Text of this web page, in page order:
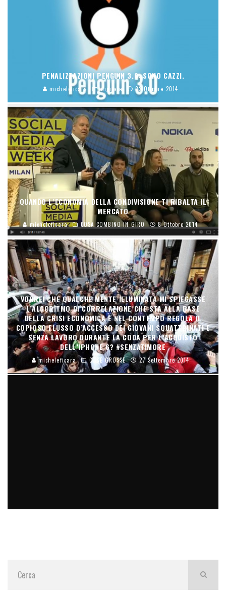
PENALIZZAZIONI PENGUIN 3.0: SONO CAZZI.
micheleficara digitale 22 Ottobre 2014
QUANDO L’ECONOMIA DELLA CONDIVISIONE TI RIBALTA IL
MERCATO
micheleficara COSA COMBINO IN GIRO 8 Ottobre 2014
VORREI CHE QUALCHE MENTE ILLUMINATA MI SPIEGASSE
L’ALGORITMO DI CORRELAZIONE CHE STA ALLA BASE
DELLA CRISI ECONOMICA E NEL CONTEMPO REGOLA IL
COPIOSO FLUSSO D’ACCESSO DEI GIOVANI SQUATTRINATI E
SENZA LAVORO DURANTE LA CODA PER L’ACQUISTO
DELL’IPHONE 6? #SENZATIMORE
micheleficara COSE GROSSE 27 Settembre 2014